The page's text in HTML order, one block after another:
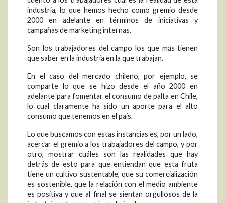
industria, lo que hemos hecho como gremio desde
2000 en adelante en términos de iniciativas y
campañas de marketing internas.
Son los trabajadores del campo los que más tienen
que saber en la industria en la que trabajan.
En el caso del mercado chileno, por ejemplo, se
comparte lo que se hizo desde el año 2000 en
adelante para fomentar el consumo de palta en Chile,
lo cual claramente ha sido un aporte para el alto
consumo que tenemos en el país.
Lo que buscamos con estas instancias es, por un lado,
acercar el gremio a los trabajadores del campo, y por
otro, mostrar cuáles son las realidades que hay
detrás de esto para que entiendan que esta fruta
tiene un cultivo sustentable, que su comercialización
es sostenible, que la relación con el medio ambiente
es positiva y que al final se sientan orgullosos de la